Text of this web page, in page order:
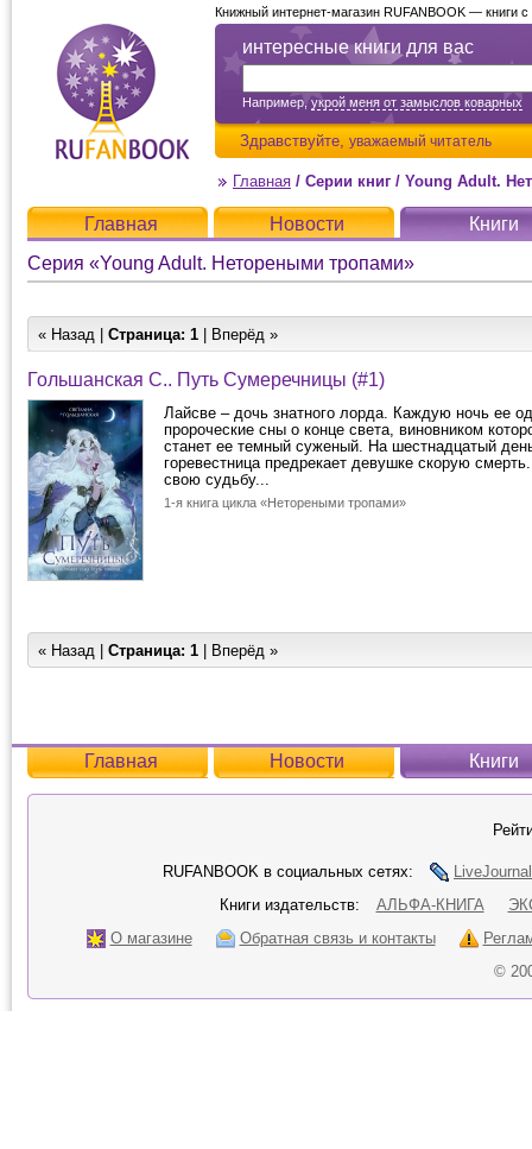
интересные книги для вас
Например,укрой меня от замыслов коварных
Здравствуйте, уважаемый читатель
Книжный интернет-магазин RUFANBOOK — книги
Главная / Серии книг / Young Adult.
Главная Новости
Книги
Серия «Young Adult. Нетореными тропами»
« Назад | Страница: 1 | Вперёд »
Гольшанская С.. Путь Сумеречницы (#1)
Лайсве – дочь знатного лорда. Каждую ночь ее
пророческие сны о конце света, виновником
станет ее темный суженый. На шестнадцатый
горевестница предрекает девушке скорую
свою судьбу...
1-я книга цикла «Нетореными тропами»
« Назад | Страница: 1 | Вперёд »
Главная Новости Книги
RUFANBOOK в социальных сетях:
LiveJournal
Книги издательств:
АЛЬФА-КНИГА
О магазине
Обратная связь и контакты
©